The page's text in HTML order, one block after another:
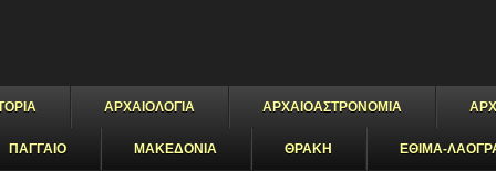
ΑΡΧΑΙΟΛΟΓΙΑ ΑΡΧΑΙΟΑΣΤΡΟΝΟΜΙΑ
ΠΑΓΓΑΙΟ ΜΑΚΕΔΟΝΙΑ ΘΡΑΚΗ ΕΘΙΜΑ-